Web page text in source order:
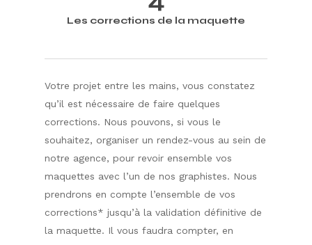
Les corrections de la maquette
​Votre projet entre les mains, vous constatez
qu’il est nécessaire de faire quelques
corrections. Nous pouvons, si vous le
souhaitez, organiser un rendez-vous au sein de
notre agence, pour revoir ensemble vos
maquettes avec l’un de nos graphistes. Nous
prendrons en compte l’ensemble de vos
corrections* jusqu’à la validation définitive de
la maquette. Il vous faudra compter, en